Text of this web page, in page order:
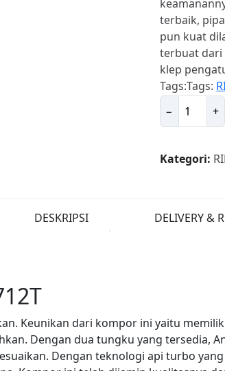
terbaik,
pun kuat
terbuat dari
klep
Tags:Tags:
−
Rinai
+
Kategori:
DESKRIPSI DELIVERY &
Keunikan dari kompor ini yaitu memilik
Dengan dua tungku yang tersedia,
Dengan teknologi api turbo